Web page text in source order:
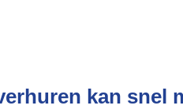
kan snel